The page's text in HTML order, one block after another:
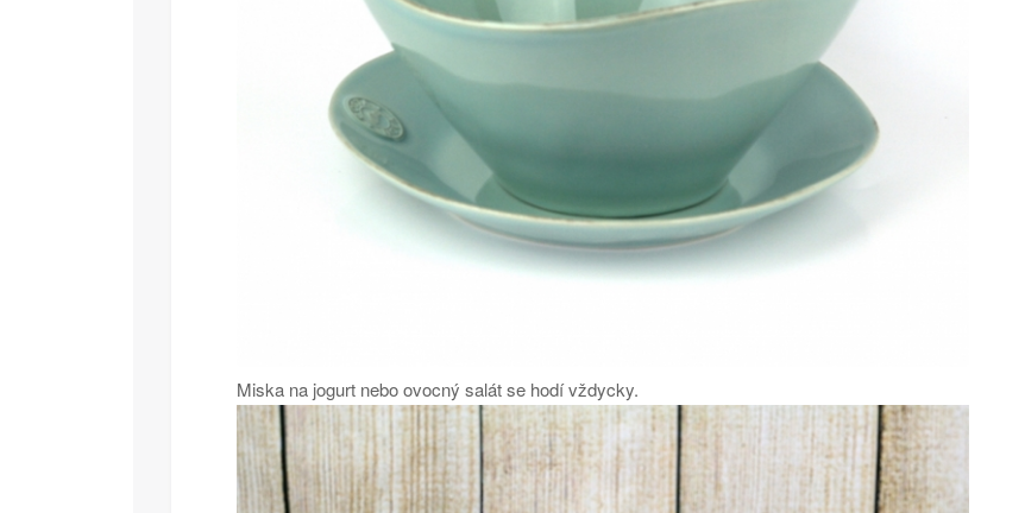
Miska na jogurt nebo ovocný salát se hodí vždycky.